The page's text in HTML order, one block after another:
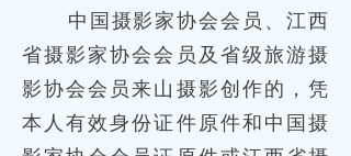
中国摄影家协会会员、江西
省摄影家协会会员及省级旅游摄
影协会会员来山摄影创作的，凭
本人有效身份证件原件和中国摄